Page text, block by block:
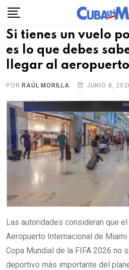
Skip
content
Si tienes un vuelo
es lo que debes
llegar al aeropuerto
POR RAÚL MORILLA JUNIO 8,
Las autoridades consideran que
Aeropuerto Internacional de
Copa Mundial de la FIFA 2026 no
deportivo más importante del